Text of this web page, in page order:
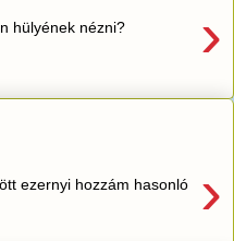
›
hülyének nézni?
›
ezernyi hozzám hasonló